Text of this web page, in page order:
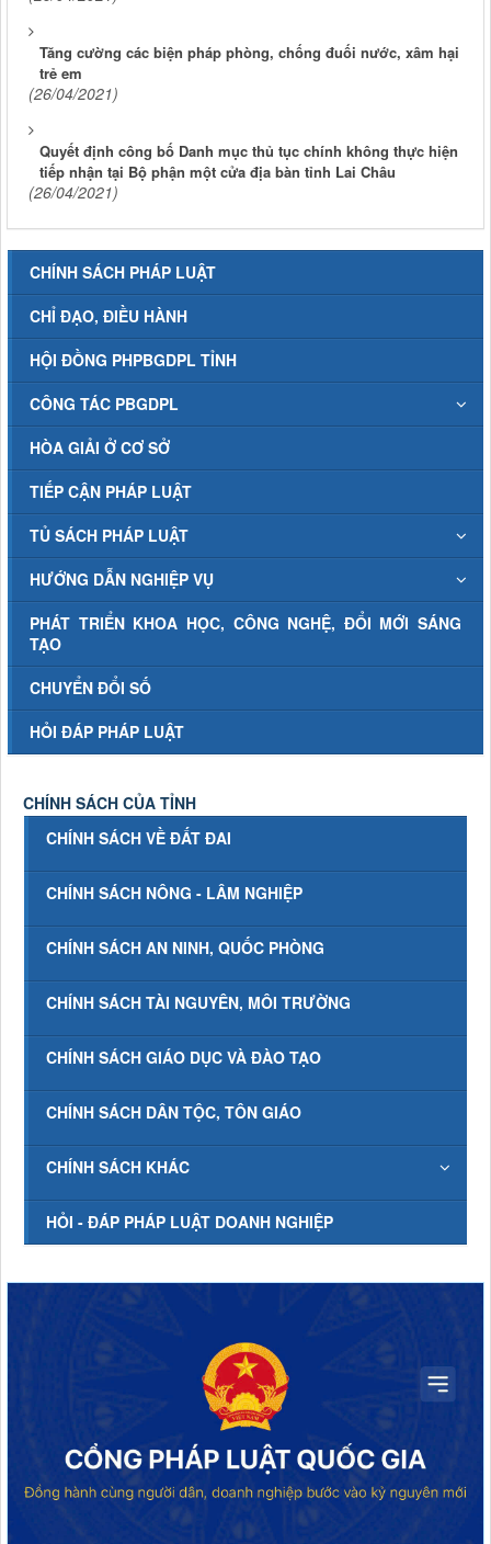
Tăng cường các biện pháp phòng, chống đuối nước, xâm hại
trẻ em
(26/04/2021)
Quyết định công bố Danh mục thủ tục chính không thực hiện
tiếp nhận tại Bộ phận một cửa địa bàn tỉnh Lai Châu
(26/04/2021)
CHÍNH SÁCH PHÁP LUẬT
CHỈ ĐẠO, ĐIỀU HÀNH
HỘI ĐỒNG PHPBGDPL TỈNH
CÔNG TÁC PBGDPL
HÒA GIẢI Ở CƠ SỞ
TIẾP CẬN PHÁP LUẬT
TỦ SÁCH PHÁP LUẬT
HƯỚNG DẪN NGHIỆP VỤ
PHÁT TRIỂN KHOA HỌC, CÔNG NGHỆ, ĐỔI MỚI SÁNG
TẠO
CHUYỂN ĐỔI SỐ
HỎI ĐÁP PHÁP LUẬT
CHÍNH SÁCH CỦA TỈNH
CHÍNH SÁCH VỀ ĐẤT ĐAI
CHÍNH SÁCH NÔNG - LÂM NGHIỆP
CHÍNH SÁCH AN NINH, QUỐC PHÒNG
CHÍNH SÁCH TÀI NGUYÊN, MÔI TRƯỜNG
CHÍNH SÁCH GIÁO DỤC VÀ ĐÀO TẠO
CHÍNH SÁCH DÂN TỘC, TÔN GIÁO
CHÍNH SÁCH KHÁC
HỎI - ĐÁP PHÁP LUẬT DOANH NGHIỆP